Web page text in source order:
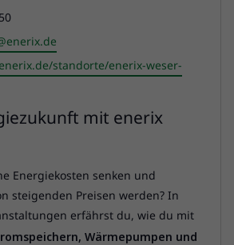
standorte/enerix-weser-
mit enerix
Energiekosten senken und
steigenden Preisen werden? In
erfährst du, wie du mit
Wärmepumpen und